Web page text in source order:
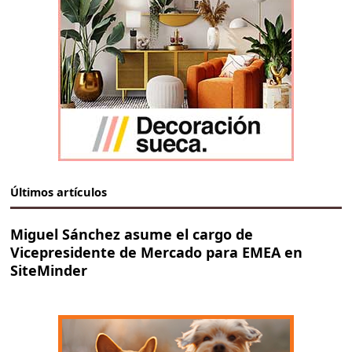
Últimos artículos
Miguel Sánchez asume el cargo de
Vicepresidente de Mercado para EMEA en
SiteMinder